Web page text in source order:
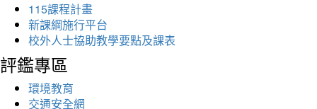
115課程計畫
新課綱施行平台
校外人士協助教學要點及課表
評鑑專區
環境教育
交通安全網